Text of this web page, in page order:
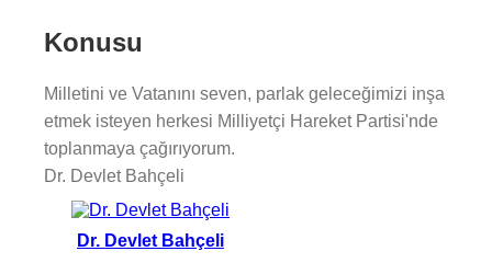
Konusu
Milletini ve Vatanını seven, parlak geleceğimizi inşa
etmek isteyen herkesi Milliyetçi Hareket Partisi'nde
toplanmaya çağırıyorum.
Dr. Devlet Bahçeli
Dr. Devlet Bahçeli